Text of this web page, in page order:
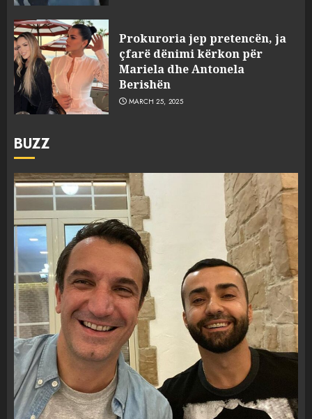
Prokuroria jep pretencën, ja
çfarë dënimi kërkon për
Mariela dhe Antonela
Berishën
MARCH 25, 2025
BUZZ